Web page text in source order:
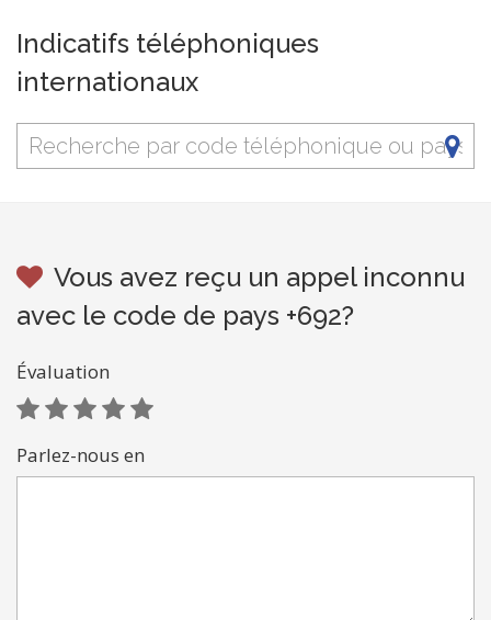
Indicatifs téléphoniques
internationaux
Vous avez reçu un appel inconnu
avec le code de pays +692?
Évaluation
Parlez-nous en